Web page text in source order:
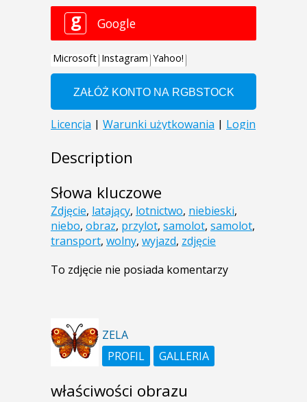
Description
Słowa kluczowe
Zdjęcie, latający, lotnictwo, niebieski,
niebo, obraz, przylot, samolot, samolot,
transport, wolny, wyjazd, zdjęcie
To zdjęcie nie posiada komentarzy
ZELA
PROFIL
GALLERIA
właściwości obrazu